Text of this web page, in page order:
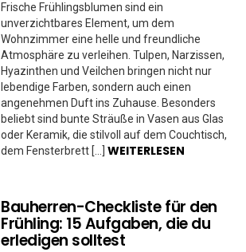
Frische Frühlingsblumen sind ein
unverzichtbares Element, um dem
Wohnzimmer eine helle und freundliche
Atmosphäre zu verleihen. Tulpen, Narzissen,
Hyazinthen und Veilchen bringen nicht nur
lebendige Farben, sondern auch einen
angenehmen Duft ins Zuhause. Besonders
beliebt sind bunte Sträuße in Vasen aus Glas
oder Keramik, die stilvoll auf dem Couchtisch,
dem Fensterbrett […] WEITERLESEN
Bauherren-Checkliste für den
Frühling: 15 Aufgaben, die du
erledigen solltest